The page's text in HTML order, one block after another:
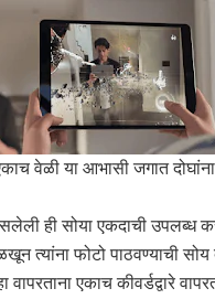
वेळी या आभासी जगात
ही सोया एकदाची
त्यांना फोटो पाठवण्याची
एकाच कीवर्डद्वारे